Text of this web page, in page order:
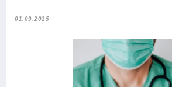
01.09.2025